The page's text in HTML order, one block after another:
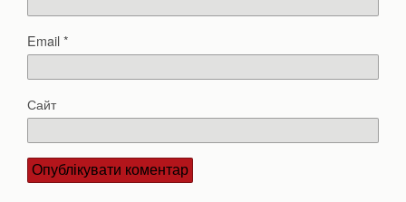
Email*
Сайт